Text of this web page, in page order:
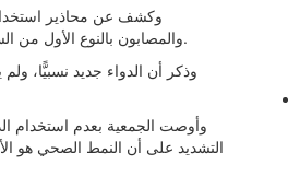
‏وكشف عن محاذير
والمصابون بالنوع الأول من السكري، والحمل، ومن لديهم تاريخ مرضي في الغدة الدرقية، المصابون بحالات التهابات البنكرياس.
‏وذكر أن الدواء جديد نسبيًّا،
وأوصت الجمعية بعدم استخدام